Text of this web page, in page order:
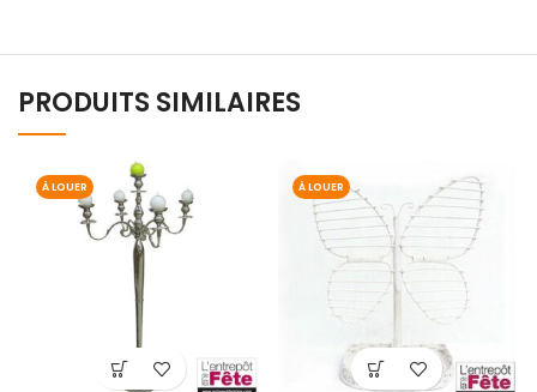
PRODUITS SIMILAIRES
À LOUER À LOUER